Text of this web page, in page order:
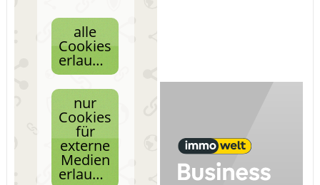
alle
Cookies
erlauben
nur
Cookies
für
externe
Medien
erlauben